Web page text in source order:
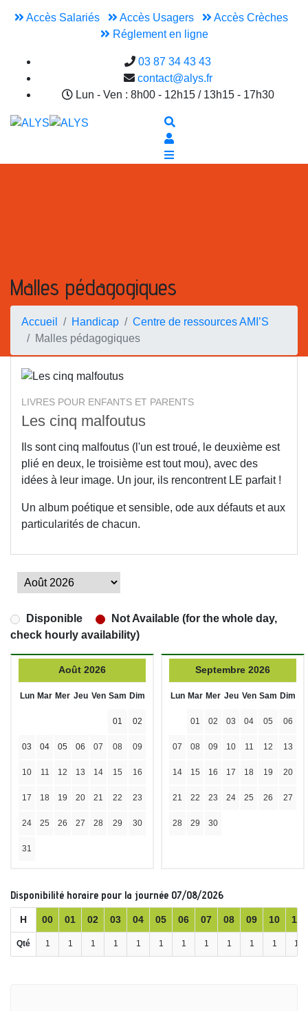
Accès Salariés Accès Usagers
Accès Crèches
Réglement en ligne
03 87 34 43 43
contact@alys.fr
Lun - Ven : 8h00 - 12h15 / 13h15 - 17h30
Malles pédagogiques
Accueil Handicap
Centre de ressources AMI’S
Malles pédagogiques
LIVRES POUR ENFANTS ET PARENTS
Les cinq malfoutus
Ils sont cinq malfoutus (l'un est troué, le deuxième est
plié en deux, le troisième est tout mou), avec des
idées à leur image. Un jour, ils rencontrent LE parfait !
Un album poétique et sensible, ode aux défauts et aux
particularités de chacun.
Disponible
Not Available (for the whole day,
check hourly availability)
Août 2026
Lun Mar Mer Jeu Ven Sam Dim
01 02
03 04 05 06 07 08 09
10 11 12 13 14 15 16
17 18 19 20 21 22 23
24 25 26 27 28 29 30
31
Septembre 2026
Lun Mar Mer Jeu Ven Sam Dim
01 02 03 04 05 06
07 08 09 10 11 12 13
14 15 16 17 18 19 20
21 22 23 24 25 26 27
28 29 30
Disponibilité horaire pour la journée 07/08/2026
H 00 01 02 03 04 05 06 07 08 09 10 11
Qté 1 1 1 1 1 1 1 1 1 1 1 1